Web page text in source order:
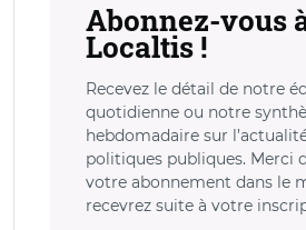
Abonnez-vous
Localtis !
Recevez le détail de notre
quotidienne ou notre
hebdomadaire sur
politiques publiques. Merci
votre abonnement dans le
recevrez suite à votre